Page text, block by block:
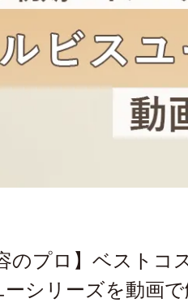
のプロ】ベスト
シリーズを動画で